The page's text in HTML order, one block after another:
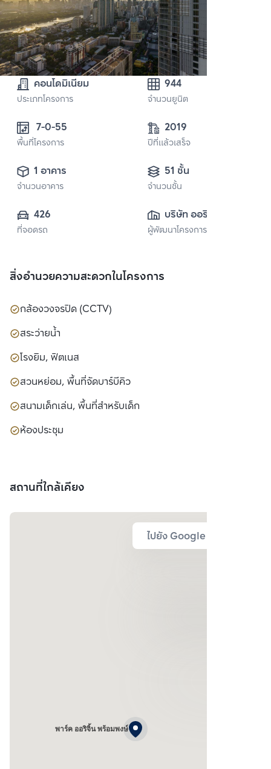
คอนโดมิเนียม
ประเภทโครงการ
944
จำนวนยูนิต
7-0-55
พื้นที่โครงการ
2019
ปีที่แล้วเสร็จ
1 อาคาร
จำนวนอาคาร
51 ชั้น
จำนวนชั้น
426
ที่จอดรถ
บริษัท ออริจิ้น
พร็อพเพอร์ตี้ จำกัด
ผู้พัฒนาโครงการ
สิ่งอำนวยความสะดวกในโครงการ
กล้องวงจรปิด (CCTV)
สระว่ายน้ำ
โรงยิม, ฟิตเนส
สวนหย่อม, พื้นที่จัดบาร์บีคิว
สนามเด็กเล่น, พื้นที่สำหรับเด็ก
ห้องประชุม
สถานที่ใกล้เคียง
ไปยัง Google Map
พาร์ค ออริจิ้น พร้อมพงษ์